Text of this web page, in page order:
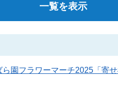
一覧を表示
園フラワーマーチ2025「寄